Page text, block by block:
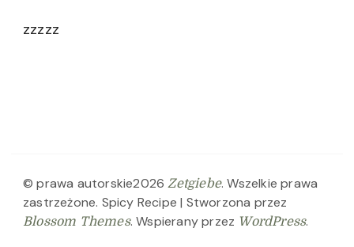
zzzzz
© prawa autorskie2026Zetgiebe. Wszelkie prawa
zastrzeżone. Spicy Recipe | Stworzona przez
Blossom Themes. Wspierany przez WordPress.